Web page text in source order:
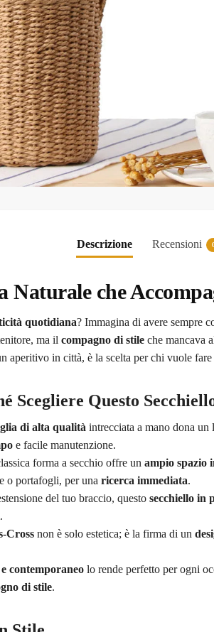
Descrizione Recensioni
Naturale che
quotidiana? Immagina di avere sempre
ma il compagno di stileche mancava
aperitivo in città, è la scelta per chi vuole
Scegliere Questo
di alta qualità intrecciata a mano dona
e facile manutenzione.
forma a secchio offre un ampio spazio
o portafogli, per una ricerca immediata.
del tuo braccio, questo secchiello in
.
Crossnon è solo estetica; è la firma di un
contemporaneolo rende perfetto per ogni
di stile.